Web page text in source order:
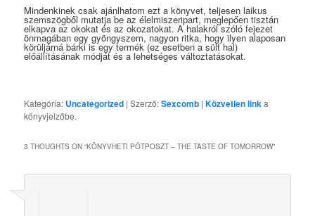
Mindenkinek csak ajánlhatom ezt a könyvet, teljesen laikus
szemszögből mutatja be az élelmiszeripart, meglepően tisztán
elkapva az okokat és az okozatokat. A halakról szóló fejezet
önmagában egy gyöngyszem, nagyon ritka, hogy ilyen alaposan
körüljárná bárki is egy termék (ez esetben a sült hal)
előállításának módját és a lehetséges változtatásokat.
Kategória: Uncategorized | Szerző:Sexcomb |Közvetlen linka
könyvjelzőbe.
3 THOUGHTS ON “KÖNYVHETI PÓTPOSZT – THE TASTE OF TOMORROW”